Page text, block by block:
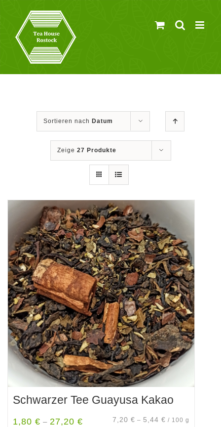
springen
Sortieren nach Datum
Zeige 27 Produkte
Schwarzer Tee Guayusa Kakao
1,80 € – 27,20 € 7,20 € – 5,44 € / 100 g